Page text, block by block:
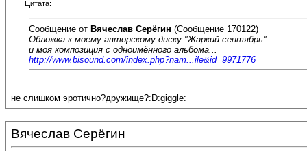
Цитата:
Сообщение от Вячеслав Серёгин (Сообщение 170122)
Обложка к моему авторскому диску "Жаркий сентябрь"
и моя композиция с одноимённого альбома...
http://www.bisound.com/index.php?nam...ile&id=9971776
не слишком эротично?дружище?:D:giggle:
Вячеслав Серёгин